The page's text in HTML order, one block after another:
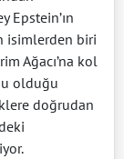
isimlerden biri
Ağacı’na kol
olduğu
doğrudan